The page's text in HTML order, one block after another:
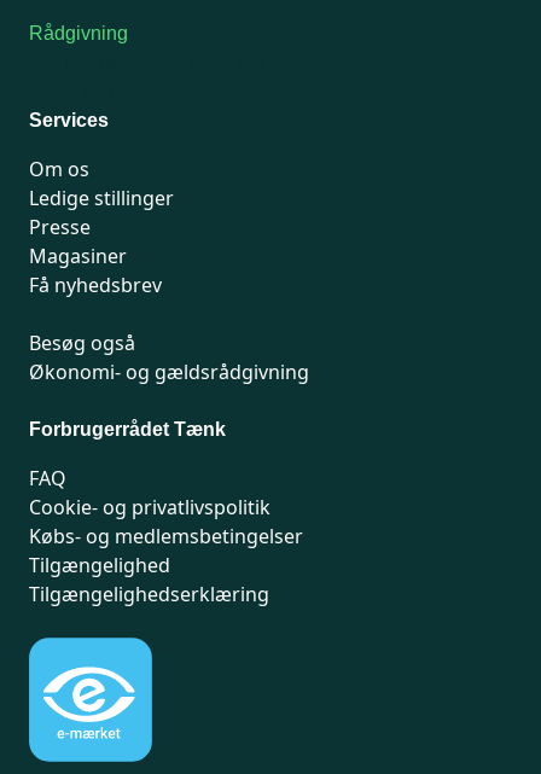
Rådgivning
Services
Om os
Ledige stillinger
Presse
Magasiner
Få nyhedsbrev
Besøg også
Økonomi- og gældsrådgivning
Forbrugerrådet Tænk
FAQ
Cookie- og privatlivspolitik
Købs- og medlemsbetingelser
Tilgængelighed
Tilgængelighedserklæring